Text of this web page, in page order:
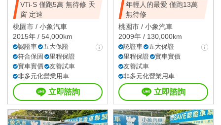
VTi-S 僅跑5萬 無待修 天
窗 定速
桃園市 / 小象汽車
2015年 / 54,000km
認證車
五大保證
符合保固
里程保證
實車實價
友善試車
非多元化營業用車
立即諮詢
年輕人的最愛 僅跑13萬
無待修
桃園市 / 小象汽車
2009年 / 130,000km
認證車
五大保證
里程保證
實車實價
友善試車
非多元化營業用車
立即諮詢